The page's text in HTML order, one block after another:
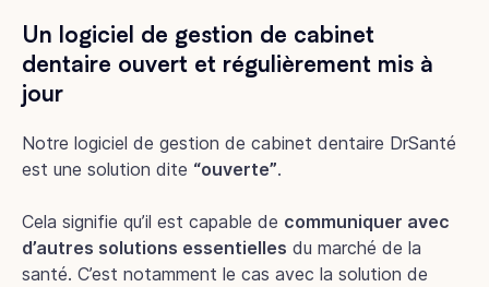
Un logiciel de gestion de cabinet
dentaire ouvert et régulièrement mis à
jour
Notre logiciel de gestion de cabinet dentaire DrSanté
est une solution dite “ouverte”.
Cela signifie qu’il est capable de communiquer avec
d’autres solutions essentielles du marché de la
santé. C’est notamment le cas avec la solution de